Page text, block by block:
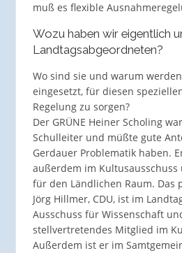
muß es flexible
Wozu haben wir eigentlich
Landtagsabgeordneten?
Wo sind sie und warum
eingesetzt, für diesen
Regelung zu sorgen?
Der GRÜNE Heiner Scholing
Schulleiter und müßte gute
Gerdauer Problematik haben.
außerdem im Kultusausschuss
für den Ländlichen Raum. Das
Jörg Hillmer, CDU, ist im
Ausschuss für Wissenschaft
stellvertretendes Mitglied im
Außerdem ist er im